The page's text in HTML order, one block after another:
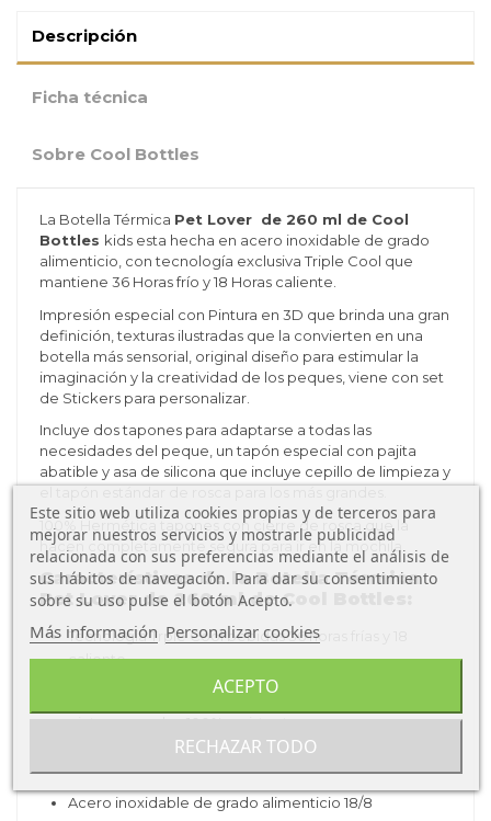
Descripción
Ficha técnica
Sobre Cool Bottles
La Botella Térmica Pet Lover de 260 ml de Cool
Bottles kids esta hecha en acero inoxidable de grado
alimenticio, con tecnología exclusiva Triple Cool que
mantiene 36 Horas frío y 18 Horas caliente.
Impresión especial con Pintura en 3D que brinda una gran
definición, texturas ilustradas que la convierten en una
botella más sensorial, original diseño para estimular la
imaginación y la creatividad de los peques, viene con set
de Stickers para personalizar.
Incluye dos tapones para adaptarse a todas las
necesidades del peque, un tapón especial con pajita
abatible y asa de silicona que incluye cepillo de limpieza y
100% Hermética tapones con cierre de rosca que la
hacen completamente segura para ir en la mochila.
Características de la Botella Térmica
Pet Lover de 260 ml de Cool Bottles:
Tecnología Trple Cool bebidas 36 horas frías y 18
caliente
pintura en polvo 100% resistente
Acero inoxidable de grado alimenticio 18/8
Este sitio web utiliza cookies propias y de terceros para
mejorar nuestros servicios y mostrarle publicidad
relacionada con sus preferencias mediante el análisis de
sus hábitos de navegación. Para dar su consentimiento
sobre su uso pulse el botón Acepto.
Más información Personalizar cookies
RECHAZAR TODO
ACEPTO